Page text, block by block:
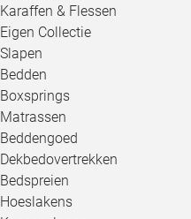
Karaffen & Flessen
Eigen Collectie
Slapen
Bedden
Boxsprings
Matrassen
Beddengoed
Dekbedovertrekken
Bedspreien
Hoeslakens